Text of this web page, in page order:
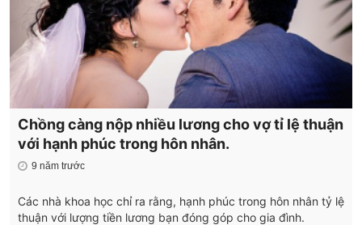
Chồng càng nộp nhiều lương cho vợ tỉ lệ thuận
với hạnh phúc trong hôn nhân.
9 năm trước
Các nhà khoa học chỉ ra rằng, hạnh phúc trong hôn nhân tỷ lệ
thuận với lượng tiền lương bạn đóng góp cho gia đình.